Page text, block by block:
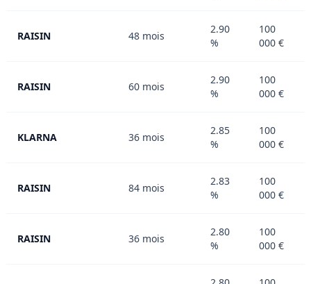
RAISIN 48 mois
2.90
%
100
000 €
RAISIN 60 mois
2.90
%
100
000 €
KLARNA 36 mois
2.85
%
100
000 €
RAISIN 84 mois
2.83
%
100
000 €
RAISIN 36 mois
2.80
%
100
000 €